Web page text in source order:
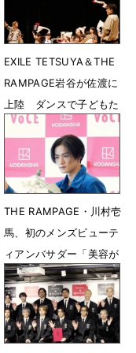
EXILE TETSUYA＆THE
RAMPAGE岩谷が佐渡に
上陸 ダンスで子どもた
ちの夢を応援
9月23日 17時16分
THE RAMPAGE・川村壱
馬、初のメンズビューテ
ィアンバサダー「美容が
もっと身近に」
8月21日 09時35分